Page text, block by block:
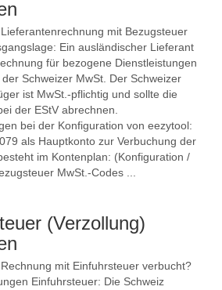
mit Bezugsteuer
Ein ausländischer Lieferant
für bezogene Dienstleistungen
Schweizer MwSt. Der Schweizer
ist MwSt.-pflichtig und sollte die
der EStV abrechnen.
bei der Konfiguration von eezytool:
als Hauptkonto zur Verbuchung der
im Kontenplan: (Konfiguration /
MwSt.-Codes ...
(Verzollung)
mit Einfuhrsteuer verbucht?
Einfuhrsteuer: Die Schweiz